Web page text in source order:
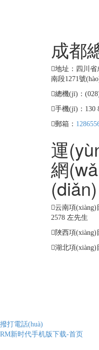
成都
地址：四川省
南段1271號
總機(jī)：
手機(jī)：130
郵箱：
運
網
(diǎn)
云南項(xiàng)
2578 左先生
陜西項(xiàng)
湖北項(xiàng)
撥打電話(huà)
RM新时代手机版下载-首页